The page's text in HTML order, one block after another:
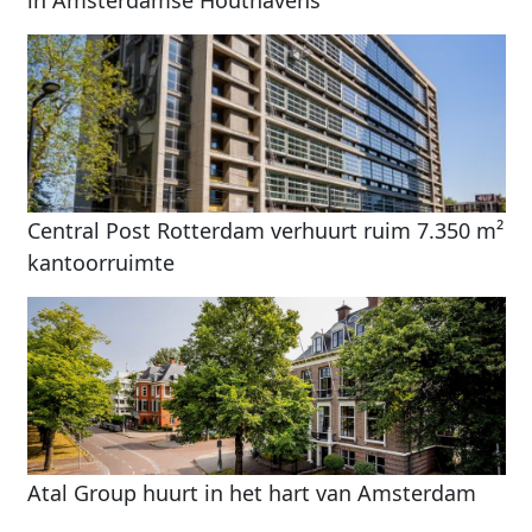
Central Post Rotterdam verhuurt ruim 7.350 m²
kantoorruimte
Atal Group huurt in het hart van Amsterdam